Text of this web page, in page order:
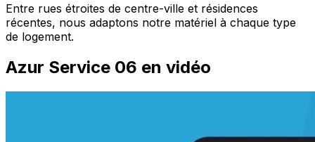
Entre rues étroites de centre-ville et résidences
récentes, nous adaptons notre matériel à chaque type
de logement.
Azur Service 06 en vidéo